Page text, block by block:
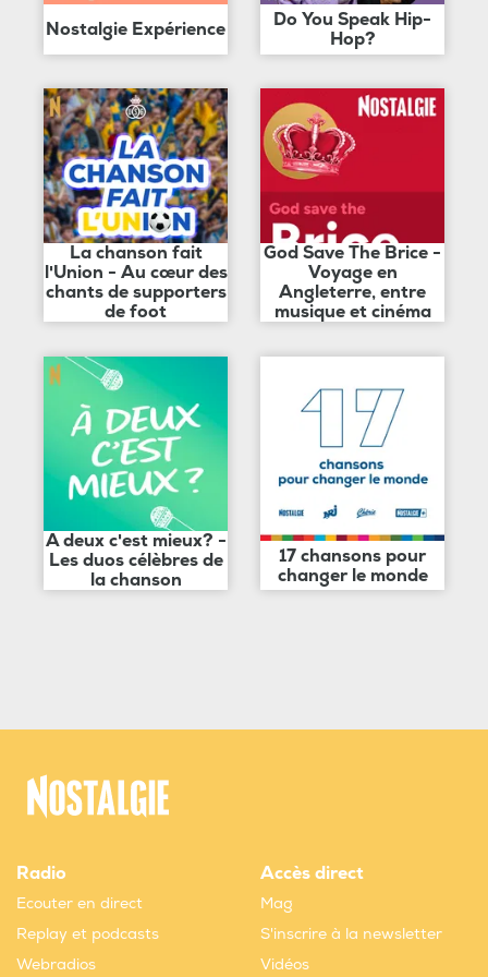
Nostalgie Expérience
Do You Speak Hip-
Hop?
La chanson fait
l'Union - Au cœur des
chants de supporters
de foot
God Save The Brice -
Voyage en
Angleterre, entre
musique et cinéma
A deux c'est mieux? -
Les duos célèbres de
la chanson
17 chansons pour
changer le monde
Radio
Ecouter en direct
Replay et podcasts
Webradios
Accès direct
Mag
S'inscrire à la newsletter
Vidéos